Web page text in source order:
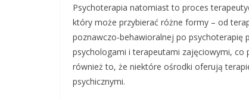
Psychoterapia natomiast to proces
który może przybierać różne formy – od
poznawczo-behawioralnej po psychoterapię
psychologami i terapeutami zajęciowymi, co
również to, że niektóre ośrodki oferują
psychicznymi.